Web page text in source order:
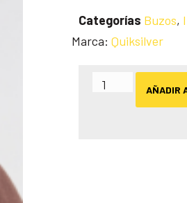
Categorías Buzos,
Marca: Quiksilver
AÑADIR